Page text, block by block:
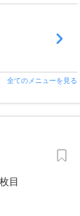
全てのメニューを見る